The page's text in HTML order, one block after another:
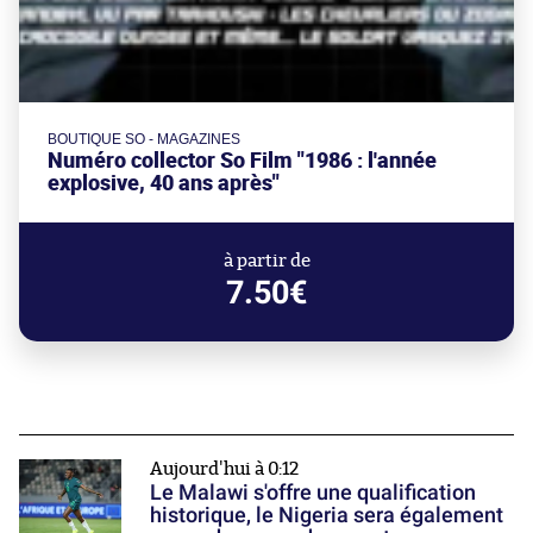
BOUTIQUE SO - MAGAZINES
Numéro collector So Film "1986 : l'année
explosive, 40 ans après"
à partir de
7.50€
Aujourd'hui à 0:12
Le Malawi s'offre une qualification
historique, le Nigeria sera également